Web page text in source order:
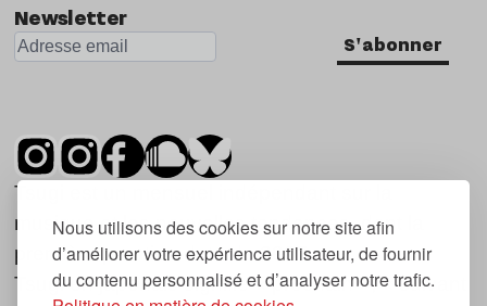
Nous utilisons des cookies sur notre site afin
d’améliorer votre expérience utilisateur, de fournir
du contenu personnalisé et d’analyser notre trafic.
Newsletter
S'abonner
Tsugi est un mensuel indépendant sur la
musique et les nouvelles tendances, dont la
première parution date de 2007.
Tsugi en japonais signifie « prochain », « suivant